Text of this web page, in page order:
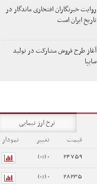
روایت خبرنگاران افتخاری ماندگار در
تاریخ ایران است
آغاز طرح فروش مشارکت در تولید
سایپا
نرخ ارز نیمایی
قیمت تغییر
نمودار
24759
0 (0%)
28235
0 (0%)